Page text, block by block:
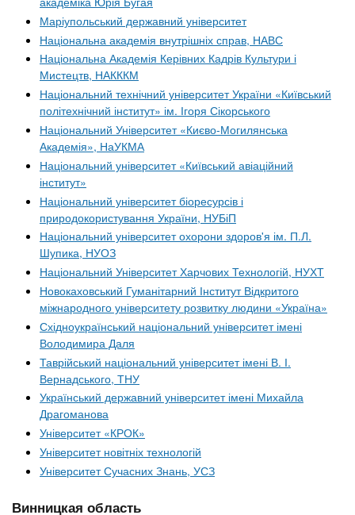
Маріупольський державний університет
Національна академія внутрішніх справ, НАВС
Національна Академія Керівних Кадрів Культури і
Мистецтв, НАКККМ
Національний технічний університет України «Київський
політехнічний інститут» ім. Ігоря Сікорського
Національний Університет «Києво-Могилянська
Академія», НаУКМА
Національний університет «Київський авіаційний
інститут»
Національний університет біоресурсів і
природокористування України, НУБіП
Національний університет охорони здоров'я ім. П.Л.
Шупика, НУОЗ
Національний Університет Харчових Технологій, НУХТ
Новокаховський Гуманітарний Інститут Відкритого
міжнародного університету розвитку людини «Україна»
Східноукраїнський національний університет імені
Володимира Даля
Таврійський національний університет імені В. І.
Вернадського, ТНУ
Український державний університет імені Михайла
Драгоманова
Університет «КРОК»
Університет новітніх технологій
Університет Сучасних Знань, УСЗ
Винницкая область